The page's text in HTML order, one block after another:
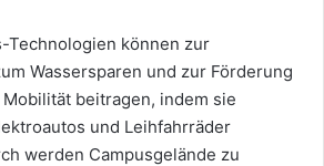
Technologien können zur
Wassersparen und zur Förderung
beitragen, indem sie
und Leihfahrräder
werden Campusgelände zu